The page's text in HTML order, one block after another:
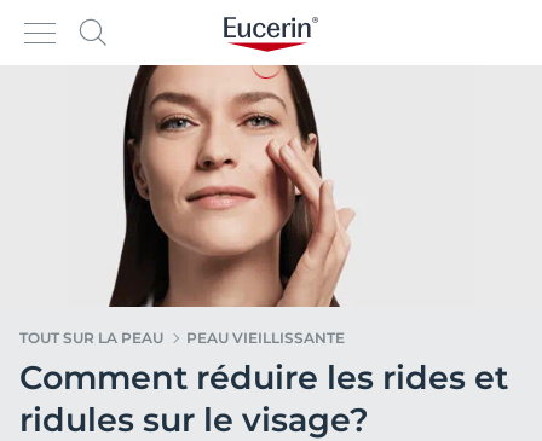
TOUT SUR LA PEAU PEAU VIEILLISSANTE
Comment réduire les rides et
ridules sur le visage?